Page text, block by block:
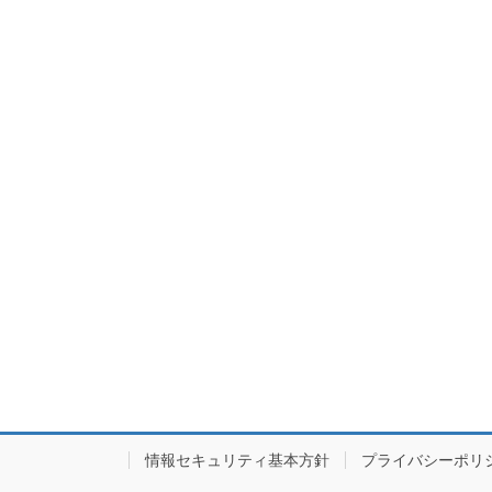
情報セキュリティ基本方針 プライバシーポリ